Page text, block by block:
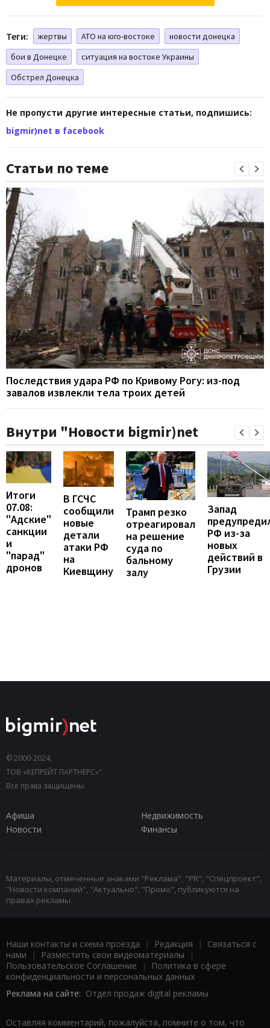
Теги: жертвы АТО на юго-востоке
новости донецка
бои в Донецке
ситуация на востоке Украины
Обстрел Донецка
Не пропусти другие интересные статьи, подпишись:
bigmir)net в facebook
Статьи по теме
Последствия удара РФ по Кривому Рогу: из-под
завалов извлекли тела троих детей
Внутри "Новости bigmir)net
Итоги
07.08:
"Адские"
санкции
и
"парад"
дронов
В ГСЧС
сообщили
новые
детали
атаки РФ
на
Киевщину
Трамп резко
отреагировал
на решение
суда по
бальному
залу
Запад
РФ из-за
новых
действий в
Грузии
© 2000-2024,
ТОВ «КЕПРЕЙТ ПАРТНЕРС»".
Все права защищены.
Афиша
Недвижимость
Новости
Финансы
Материалы, отмеченные знаками "Реклама", "PR", "Спецпроект",
"Новости компаний", "Актуально", "Промо", публикуются на
правах рекламы.
Наши контакты и схема проезда | Редакция | Связаться с
нами | Разместить свои видеоматериалы |
Пользовательское Соглашение |
Политика в сфере
конфиденциальности и персональных данных
Реклама на сайте: Отдел продаж digital рекламы
Оставляя комментарий, пожалуйста, помните о том, что